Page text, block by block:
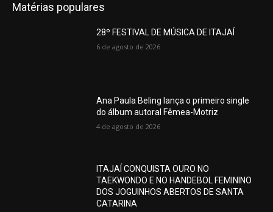
Matérias populares
28º FESTIVAL DE MÚSICA DE ITAJAÍ
6 de agosto de 2026
Ana Paula Beling lança o primeiro single
do álbum autoral Fêmea-Motriz
4 de agosto de 2026
ITAJAÍ CONQUISTA OURO NO
TAEKWONDO E NO HANDEBOL FEMININO
DOS JOGUINHOS ABERTOS DE SANTA
CATARINA